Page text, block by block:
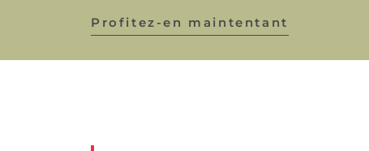
Profitez-en maintentant